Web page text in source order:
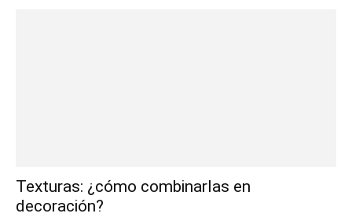
Texturas: ¿cómo combinarlas en
decoración?